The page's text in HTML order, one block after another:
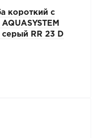
короткий с
серый RR 23 D